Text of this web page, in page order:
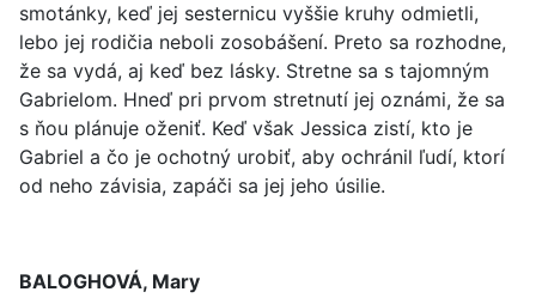
smotánky, keď jej sesternicu vyššie kruhy odmietli,
lebo jej rodičia neboli zosobášení. Preto sa rozhodne,
že sa vydá, aj keď bez lásky. Stretne sa s tajomným
Gabrielom. Hneď pri prvom stretnutí jej oznámi, že sa
s ňou plánuje oženiť. Keď však Jessica zistí, kto je
Gabriel a čo je ochotný urobiť, aby ochránil ľudí, ktorí
od neho závisia, zapáči sa jej jeho úsilie.
BALOGHOVÁ, Mary